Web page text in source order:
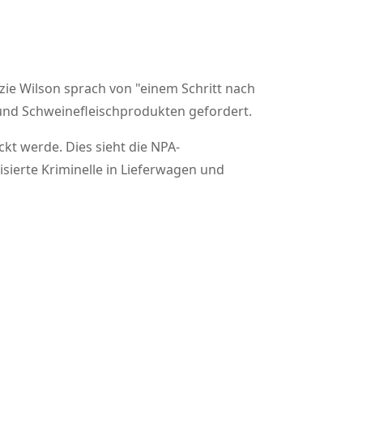
Wilson sprach von einem Schritt nach
Schweinefleischprodukten gefordert.
werde. Dies sieht die NPA-
Kriminelle in Lieferwagen und